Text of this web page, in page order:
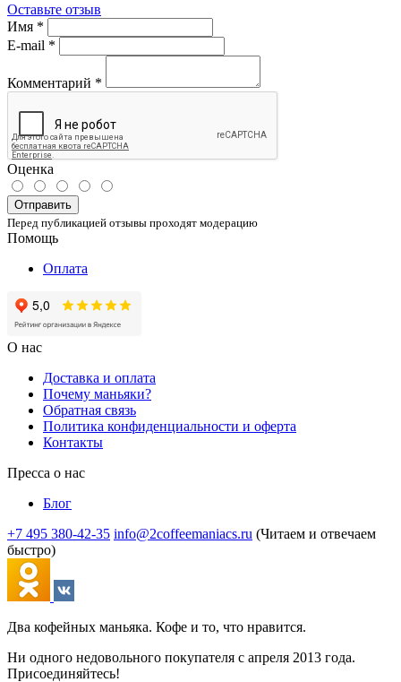
Оставьте отзыв
Имя *
E-mail *
Комментарий *
Оценка
Отправить
Перед публикацией отзывы проходят модерацию
Помощь
Оплата
О нас
Доставка и оплата
Почему маньяки?
Обратная связь
Политика конфиденциальности и оферта
Контакты
Пресса о нас
Блог
+7 495 380-42-35 info@2coffeemaniacs.ru (Читаем и отвечаем
быстро)
Два кофейных маньяка. Кофе и то, что нравится.
Ни одного недовольного покупателя с апреля 2013 года.
Присоединяйтесь!